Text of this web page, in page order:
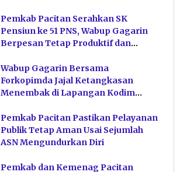
Pemkab Pacitan Serahkan SK
Pensiun ke 51 PNS, Wabup Gagarin
Berpesan Tetap Produktif dan
Wabup Gagarin Bersama
Forkopimda Jajal Ketangkasan
Menembak di Lapangan Kodim
Pemkab Pacitan Pastikan Pelayanan
Publik Tetap Aman Usai Sejumlah
ASN Mengundurkan Diri
Pemkab dan Kemenag Pacitan